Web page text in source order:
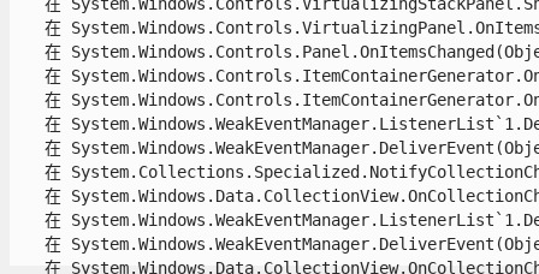
在
在
在
在
在
在
在
在
在
在
在